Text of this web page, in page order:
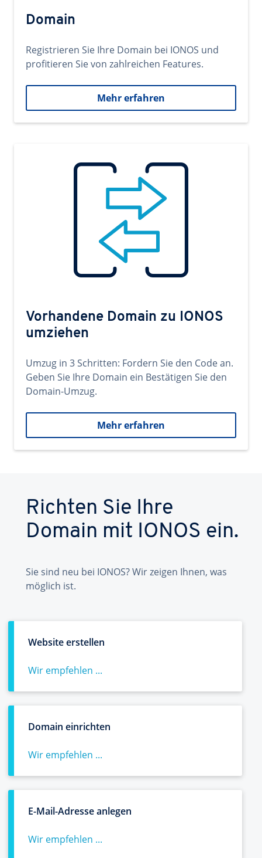
Domain
Registrieren Sie Ihre Domain bei IONOS und
profitieren Sie von zahlreichen Features.
Mehr erfahren
Vorhandene Domain zu IONOS
umziehen
Umzug in 3 Schritten: Fordern Sie den Code an.
Geben Sie Ihre Domain ein Bestätigen Sie den
Domain-Umzug.
Mehr erfahren
Richten Sie Ihre
Domain mit IONOS ein.
Sie sind neu bei IONOS? Wir zeigen Ihnen, was
möglich ist.
Website erstellen
Wir empfehlen ...
Domain einrichten
Wir empfehlen ...
E-Mail-Adresse anlegen
Wir empfehlen ...